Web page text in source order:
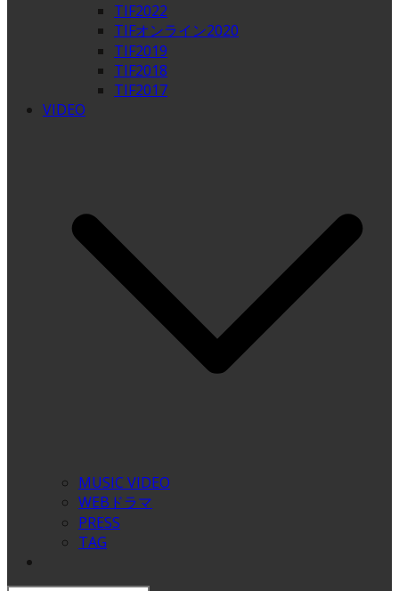
TIF2022
TIFオンライン2020
TIF2019
TIF2018
TIF2017
VIDEO
MUSIC VIDEO
WEBドラマ
PRESS
TAG